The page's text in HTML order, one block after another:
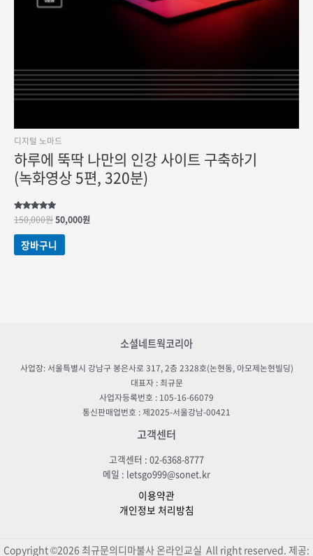
디지털 노마드
하루에 뚝딱 나만의 인강 사이트 구축하기
(녹화영상 5편, 320분)
5 중에서
5.00
로 평가됨
150,000원원래
150,000원.
50,000원
장바구니
소셜네트웍코리아
사업장: 서울특별시 강남구 봉은사로 317, 2층 2328호(논현동, 아모제논현빌딩)
대표자 : 최규문
사업자등록번호 : 105-16-66079
통신판매업번호 : 제2025-서울강남-00421
고객센터
고객센터 : 02-6368-8777
메일 : letsgo999@sonet.kr
이용약관
개인정보 처리방침
Copyright ©2026 최규문의디마불사 온라인교실 All right reserved. 제공: